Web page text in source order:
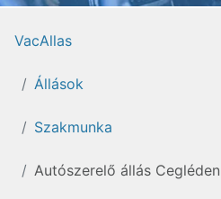
VacAllas
Állások
Szakmunka
Autószerelő állás Cegléden